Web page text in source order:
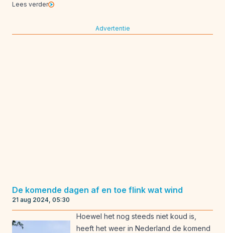
Lees verder
Advertentie
De komende dagen af en toe flink wat wind
21 aug 2024, 05:30
Hoewel het nog steeds niet koud is,
heeft het weer in Nederland de komend